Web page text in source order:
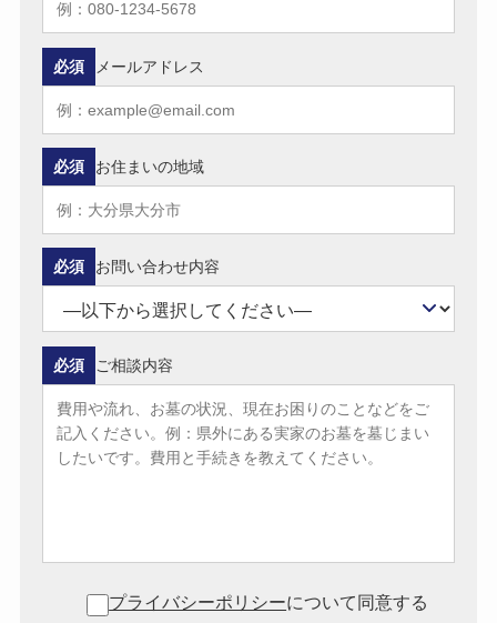
メールアドレス
必須
お住まいの地域
必須
お問い合わせ内容
必須
ご相談内容
必須
プライバシーポリシーについて同意する